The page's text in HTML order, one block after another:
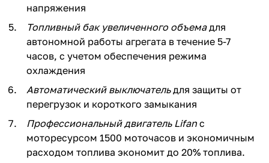
напряжения
Топливный бак увеличенного объемадля
автономной работы агрегата в течение 5-7
часов, с учетом обеспечения режима
охлаждения
Автоматический выключательдля защиты от
перегрузок и короткого замыкания
Профессиональный двигатель Lifan с
моторесурсом 1500 моточасов и экономичным
расходом топлива экономит до 20% топлива.